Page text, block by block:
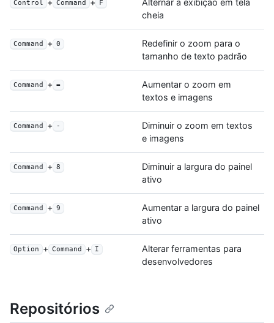
Control + Command + F
Alternar a exibição em tela
cheia
Command + 0
Redefinir o zoom para o
tamanho de texto padrão
Command + =
Aumentar o zoom em
textos e imagens
Command + -
Diminuir o zoom em textos
e imagens
Command + 8
Diminuir a largura do painel
ativo
Command + 9
Aumentar a largura do painel
ativo
Option + Command + I
Alterar ferramentas para
desenvolvedores
Repositórios